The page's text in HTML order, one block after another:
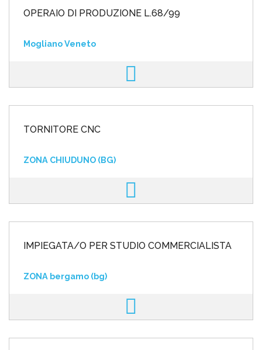
OPERAIO DI PRODUZIONE L.68/99
Mogliano Veneto
TORNITORE CNC
ZONA CHIUDUNO (BG)
IMPIEGATA/O PER STUDIO COMMERCIALISTA
ZONA bergamo (bg)